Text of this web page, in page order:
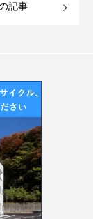
記事